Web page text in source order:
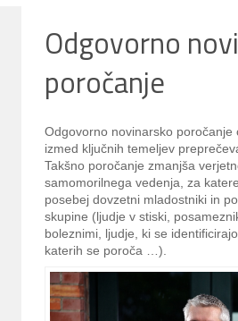
Odgovorno
poročanje
Odgovorno novinarsko poročanje
izmed ključnih temeljev
Takšno poročanje zmanjša
samomorilnega vedenja, za
posebej dovzetni mladostniki in
skupine (ljudje v stiski,
boleznimi, ljudje, ki se
katerih se poroča …).